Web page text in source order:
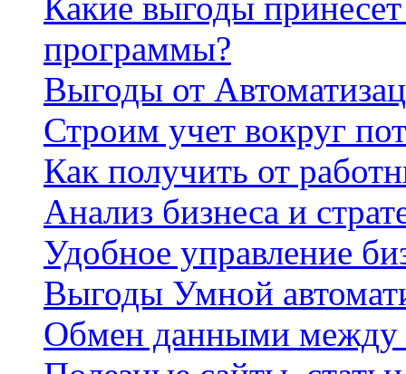
программы?
Выгоды от
Строим учет вокруг
Как получить от
Анализ бизнеса и
Удобное управление
Выгоды Умной
Обмен данными между